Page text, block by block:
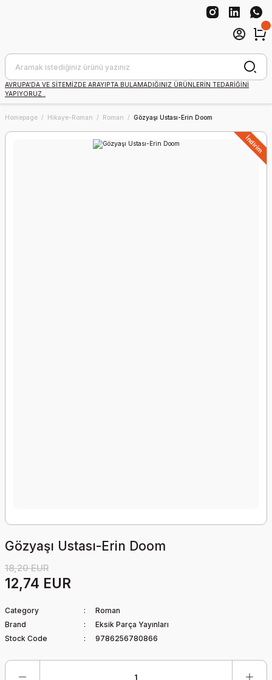
AVRUPA'DA VE SİTEMİZDE ARAYIPTA BULAMADIĞINIZ ÜRÜNLERİN TEDARİĞİNİ
YAPIYORUZ .
Homepage Hikaye-Roman Roman Gözyaşı Ustası-Erin Doom
İndirim
Gözyaşı Ustası-Erin Doom
18,20 EUR
12,74 EUR
Category
Roman
Brand
Eksik Parça Yayınları
Stock Code
9786256780866